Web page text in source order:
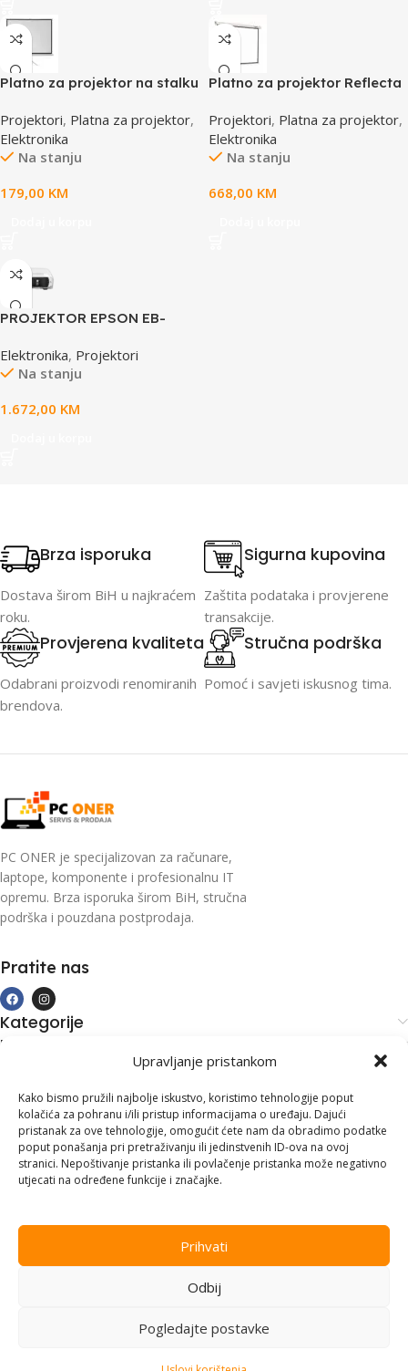
Upravljanje pristankom
Kako bismo pružili najbolje iskustvo, koristimo tehnologije poput
kolačića za pohranu i/ili pristup informacijama o uređaju. Dajući
pristanak za ove tehnologije, omogućit ćete nam da obradimo podatke
poput ponašanja pri pretraživanju ili jedinstvenih ID-ova na ovoj
stranici. Nepoštivanje pristanka ili povlačenje pristanka može negativno
utjecati na određene funkcije i značajke.
Prihvati
Odbij
Pogledajte postavke
Platno za projektor na stalku
180x180cm, 40673
Projektori, Platna za projektor,
Elektronika
Na stanju
179,00 KM
Platno za projektor Reflecta
240x240cm,87673
Projektori, Platna za projektor,
Elektronika
Na stanju
668,00 KM
PROJEKTOR EPSON EB-
4.000 lumena. HDMI, WIFI,
USB(A). USB(B.Miracast,
Apple AirPlay 2. WiFi
Elektronika, Projektori
Na stanju
1.672,00 KM
Brza isporuka
Dostava širom BiH u najkraćem
roku.
Sigurna kupovina
Zaštita podataka i provjerene
transakcije.
Provjerena kvaliteta
Odabrani proizvodi renomiranih
brendova.
Stručna podrška
Pomoć i savjeti iskusnog tima.
PC ONER je specijalizovan za računare,
laptope, komponente i profesionalnu IT
opremu. Brza isporuka širom BiH, stručna
podrška i pouzdana postprodaja.
Pratite nas
Kategorije
Kupovina i podrška
Kontakt informacije
Branilaca Bosne, 75 300 Lukavac
+387 35 555 999
info@pconer.ba
Vision.